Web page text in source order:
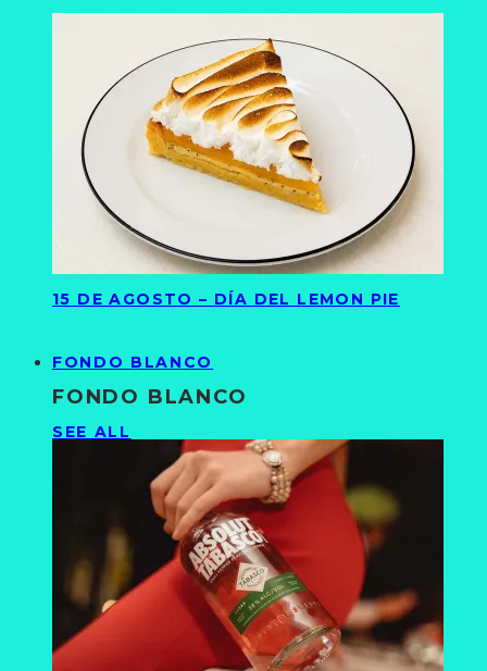
15 DE AGOSTO – DÍA DEL LEMON PIE
FONDO BLANCO
FONDO BLANCO
SEE ALL